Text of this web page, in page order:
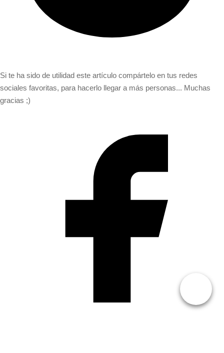
Si te ha sido de utilidad este artículo compártelo en tus redes
sociales favoritas, para hacerlo llegar a más personas... Muchas
gracias ;)